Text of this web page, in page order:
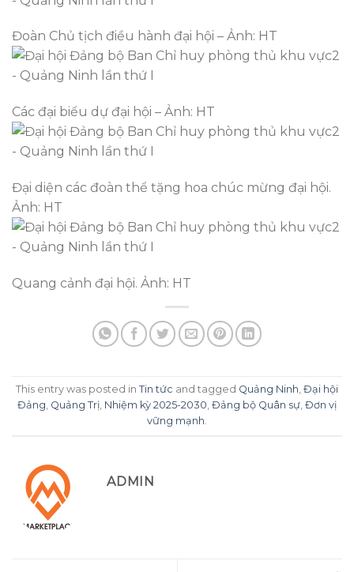
Đoàn Chủ tịch điều hành đại hội – Ảnh: HT
Các đại biểu dự đại hội – Ảnh: HT
Đại diện các đoàn thể tặng hoa chúc mừng đại hội.
Ảnh: HT
Quang cảnh đại hội. Ảnh: HT
This entry was posted in Tin tức and tagged Quảng Ninh, Đại hội
Đảng, Quảng Trị, Nhiệm kỳ 2025-2030, Đảng bộ Quân sự, Đơn vị
vững mạnh.
ADMIN